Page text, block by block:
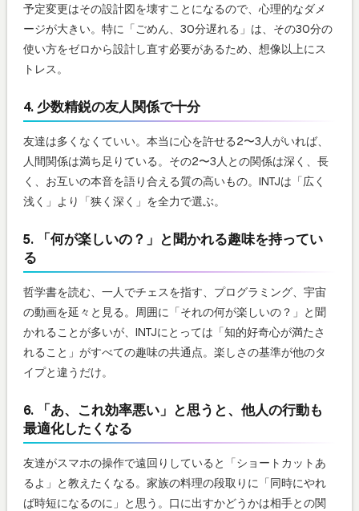
予定変更はその設計図を壊すことになるので、心理的なダメ
ージが大きい。特に「ごめん、30分遅れる」は、その30分の
使い方をゼロから設計し直す必要があるため、想像以上にス
トレス。
4. 少数精鋭の友人関係で十分
友達は多くなくていい。本当に心を許せる2〜3人がいれば、
人間関係は満ち足りている。その2〜3人との関係は深く、長
く、お互いの本音を語り合える質の高いもの。INTJは「広く
浅く」より「狭く深く」を全力で選ぶ。
5. 「何が楽しいの？」と聞かれる趣味を持ってい
る
哲学書を読む、一人でチェスを指す、プログラミング、宇宙
の動画を延々と見る。周囲に「それの何が楽しいの？」と聞
かれることが多いが、INTJにとっては「知的好奇心が満たさ
れること」がすべての趣味の共通点。楽しさの基準が他のタ
イプと違うだけ。
6. 「あ、これ効率悪い」と思うと、他人の行動も
最適化したくなる
友達がスマホの操作で遠回りしていると「ショートカットあ
るよ」と教えたくなる。家族の料理の段取りに「同時にやれ
ば時短になるのに」と思う。口に出すかどうかは相手との関